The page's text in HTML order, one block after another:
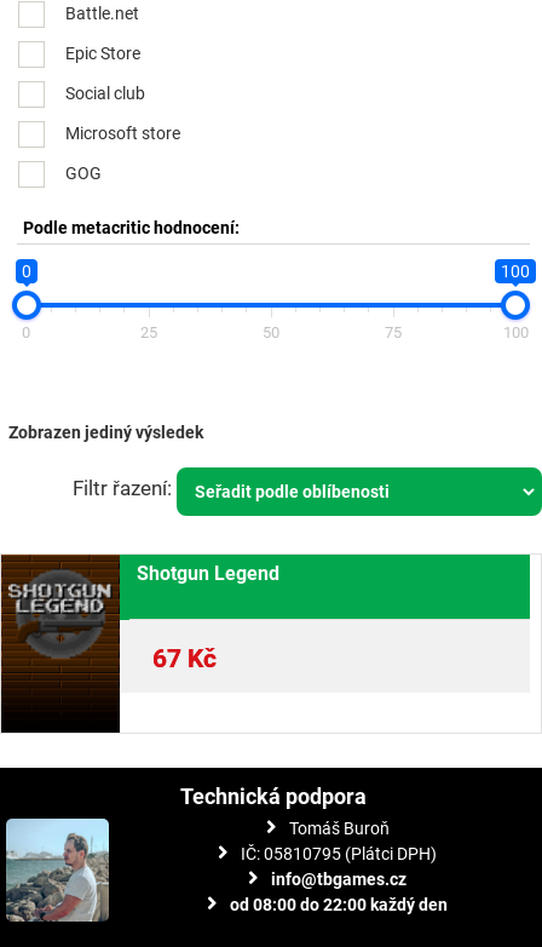
Battle.net
Epic Store
Social club
Microsoft store
GOG
Podle metacritic hodnocení:
0 100
0 25 50 75 100
Zobrazen jediný výsledek
Shotgun Legend
67 Kč
Technická podpora
Tomáš Buroň
IČ: 05810795 (Plátci DPH)
info@tbgames.cz
od 08:00 do 22:00 každý den